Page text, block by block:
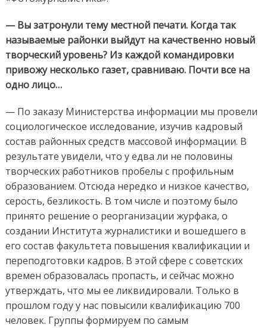
— Вы затронули тему местной печати. Когда так
называемые районки выйдут на качественно новый
творческий уровень? Из каждой командировки
привожу несколько газет, сравниваю. Почти все на
одно лицо…
— По заказу Министерства информации мы провели
социологическое исследование, изучив кадровый
состав районных средств массовой информации. В
результате увидели, что у едва ли не половины
творческих работников пробелы с профильным
образованием. Отсюда нередко и низкое качество,
серость, безликость. В том числе и поэтому было
принято решение о реорганизации журфака, о
создании Института журналистики и вошедшего в
его состав факультета повышения квалификации и
переподготовки кадров. В этой сфере с советских
времен образовалась пропасть, и сейчас можно
утверждать, что мы ее ликвидировали. Только в
прошлом году у нас повысили квалификацию 700
человек. Группы формируем по самым